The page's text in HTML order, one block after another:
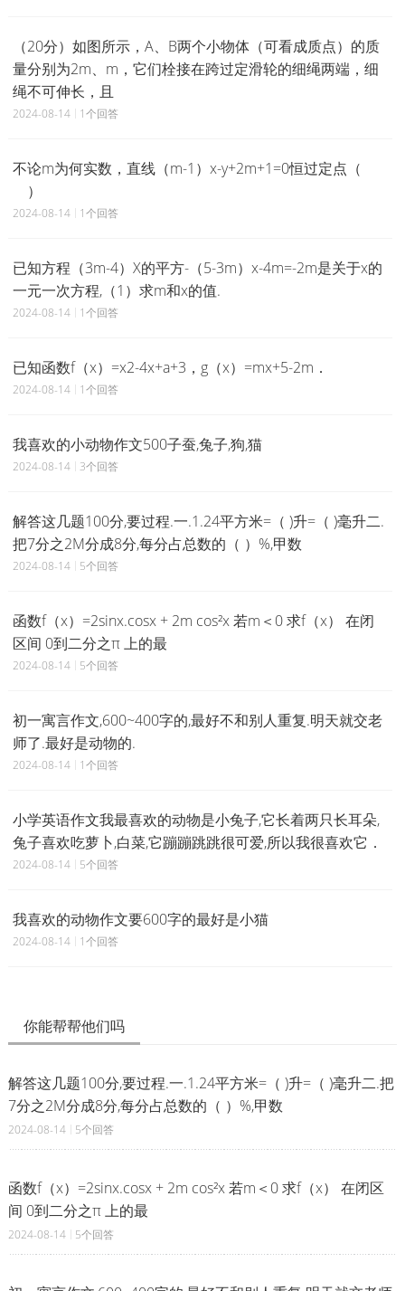
（20分）如图所示，A、B两个小物体（可看成质点）的质
量分别为2m、m，它们栓接在跨过定滑轮的细绳两端，细
绳不可伸长，且
2024-08-14 1个回答
不论m为何实数，直线（m-1）x-y+2m+1=0恒过定点（
）
2024-08-14 1个回答
已知方程（3m-4）X的平方-（5-3m）x-4m=-2m是关于x的
一元一次方程,（1）求m和x的值.
2024-08-14 1个回答
已知函数f（x）=x2-4x+a+3，g（x）=mx+5-2m．
2024-08-14 1个回答
我喜欢的小动物作文500子蚕,兔子,狗,猫
2024-08-14 3个回答
解答这几题100分,要过程.一.1.24平方米=（ )升=（ )毫升二.
把7分之2M分成8分,每分占总数的（ ）%,甲数
2024-08-14 5个回答
函数f（x）=2sinx.cosx + 2m cos²x 若m＜0 求f（x） 在闭
区间 0到二分之π 上的最
2024-08-14 5个回答
初一寓言作文,600~400字的,最好不和别人重复.明天就交老
师了.最好是动物的.
2024-08-14 1个回答
小学英语作文我最喜欢的动物是小兔子,它长着两只长耳朵,
兔子喜欢吃萝卜,白菜,它蹦蹦跳跳很可爱,所以我很喜欢它．
2024-08-14 5个回答
我喜欢的动物作文要600字的最好是小猫
2024-08-14 1个回答
你能帮帮他们吗
解答这几题100分,要过程.一.1.24平方米=（ )升=（ )毫升二.把
7分之2M分成8分,每分占总数的（ ）%,甲数
2024-08-14 5个回答
函数f（x）=2sinx.cosx + 2m cos²x 若m＜0 求f（x） 在闭区
间 0到二分之π 上的最
2024-08-14 5个回答